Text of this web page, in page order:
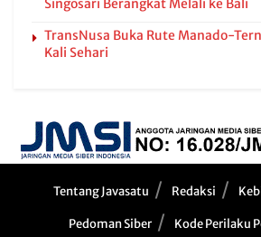
Singosari Berangkat Melali ke Bali
TransNusa Buka Rute Manado-
Kali Sehari
Tentang Javasatu Redaksi
Pedoman Siber Kode Perilaku